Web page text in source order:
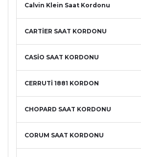
Calvin Klein Saat Kordonu
CARTİER SAAT KORDONU
CASİO SAAT KORDONU
CERRUTİ 1881 KORDON
CHOPARD SAAT KORDONU
CORUM SAAT KORDONU